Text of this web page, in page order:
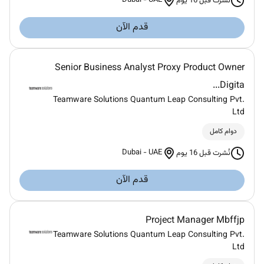
قدم الآن
Senior Business Analyst Proxy Product Owner
Digita...
Teamware Solutions Quantum Leap Consulting Pvt.
Ltd
دوام كامل
نُشرت قبل 16 يوم Dubai -UAE
قدم الآن
Project Manager Mbffjp
Teamware Solutions Quantum Leap Consulting Pvt.
Ltd